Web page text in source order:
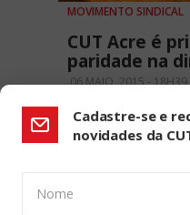
MOVIMENTO SINDICAL
CUT Acre é
paridade na
06 MAIO, 2015 - 18H39
Cadastre-se e
novidades da
Nome